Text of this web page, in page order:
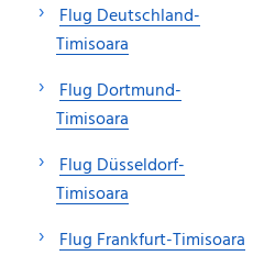
Flug Deutschland-
Timisoara
Flug Dortmund-
Timisoara
Flug Düsseldorf-
Timisoara
Flug Frankfurt-Timisoara